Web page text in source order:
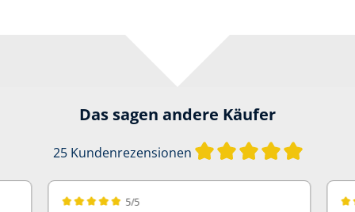
Das sagen andere Käufer
25 Kundenrezensionen
5/5